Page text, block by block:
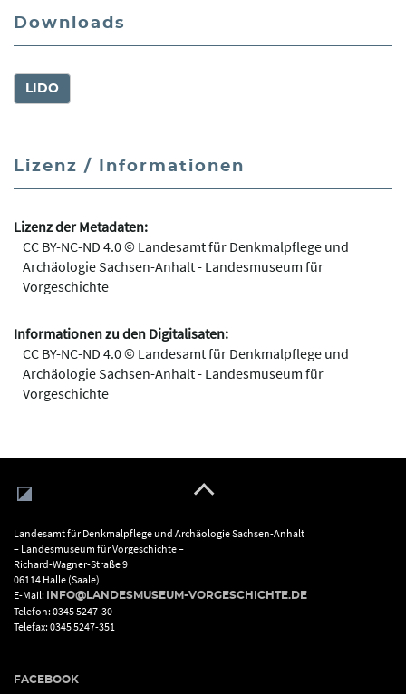
Downloads
LIDO
Lizenz / Informationen
Lizenz der Metadaten:
CC BY-NC-ND 4.0 © Landesamt für Denkmalpflege und
Archäologie Sachsen-Anhalt - Landesmuseum für
Vorgeschichte
Informationen zu den Digitalisaten:
CC BY-NC-ND 4.0 © Landesamt für Denkmalpflege und
Archäologie Sachsen-Anhalt - Landesmuseum für
Vorgeschichte
Landesamt für Denkmalpflege und Archäologie Sachsen-Anhalt
– Landesmuseum für Vorgeschichte –
Richard-Wagner-Straße 9
06114 Halle (Saale)
E-Mail:
INFO@LANDESMUSEUM-VORGESCHICHTE.DE
Telefon: 0345 5247-30
Telefax: 0345 5247-351
FACEBOOK